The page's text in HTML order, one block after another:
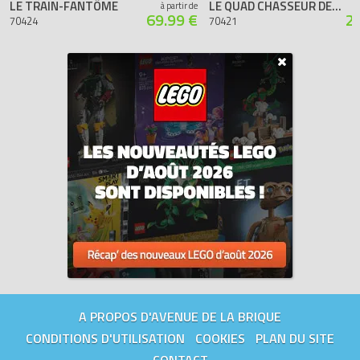
LE TRAIN-FANTÔME
70424
à partir de
69.99 €
LE QUAD CHASSEUR DE FANTÔMES
70421
A PROPOS D'AVENUE DE LA BRIQUE
CONDITIONS D'UTILISATION
COOKIES
PLAN DU SITE